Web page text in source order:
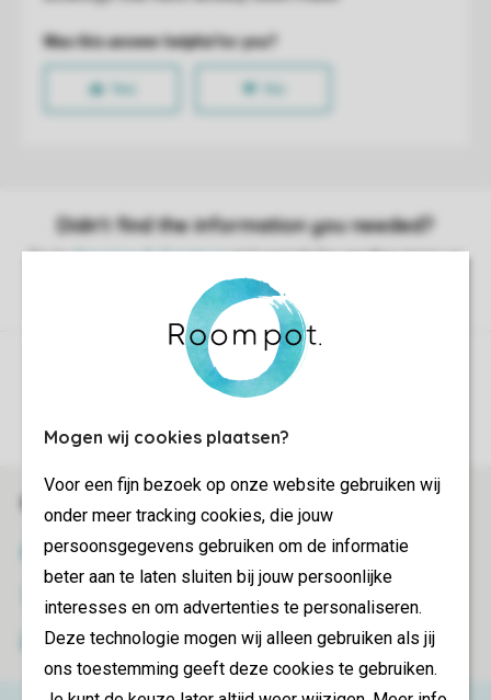
Mogen wij cookies plaatsen?
Voor een fijn bezoek op onze website gebruiken wij
onder meer tracking cookies, die jouw
persoonsgegevens gebruiken om de informatie
beter aan te laten sluiten bij jouw persoonlijke
interesses en om advertenties te personaliseren.
Deze technologie mogen wij alleen gebruiken als jij
ons toestemming geeft deze cookies te gebruiken.
Control over your own privacy
Book online securely and quickly
SSL certificate
Secure payment